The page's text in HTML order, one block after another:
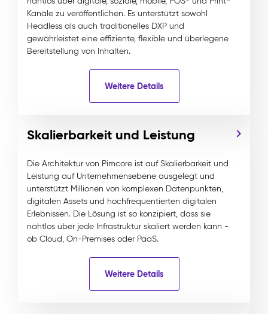
Kanäle zu veröffentlichen. Es unterstützt sowohl
Headless als auch traditionelles DXP und
gewährleistet eine effiziente, flexible und überlegene
Bereitstellung von Inhalten.
Weitere Details
Skalierbarkeit und Leistung
Die Architektur von Pimcore ist auf Skalierbarkeit und
Leistung auf Unternehmensebene ausgelegt und
unterstützt Millionen von komplexen Datenpunkten,
digitalen Assets und hochfrequentierten digitalen
Erlebnissen. Die Lösung ist so konzipiert, dass sie
nahtlos über jede Infrastruktur skaliert werden kann -
ob Cloud, On-Premises oder PaaS.
Weitere Details